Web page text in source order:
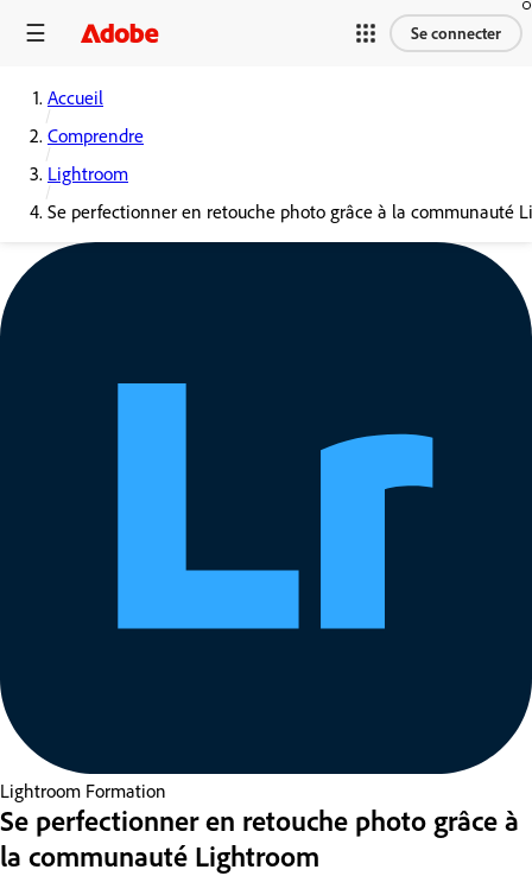
Se connecter
Accueil
Comprendre
Lightroom
Se perfectionner en retouche photo grâce à la communauté
Lightroom Formation
Se perfectionner en retouche photo grâce à
la communauté Lightroom